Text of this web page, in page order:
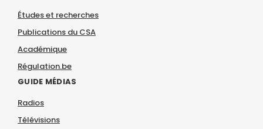
Études et recherches
Publications du CSA
Académique
Régulation.be
GUIDE MÉDIAS
Radios
Télévisions